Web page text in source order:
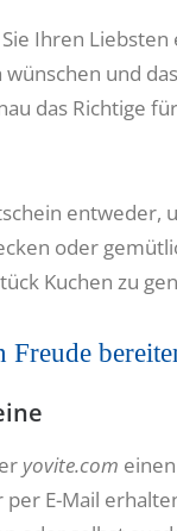
Ihren Liebsten
wünschen und
das Richtige
entweder,
oder
Kuchen zu
Freude
yovite.com
E-Mail